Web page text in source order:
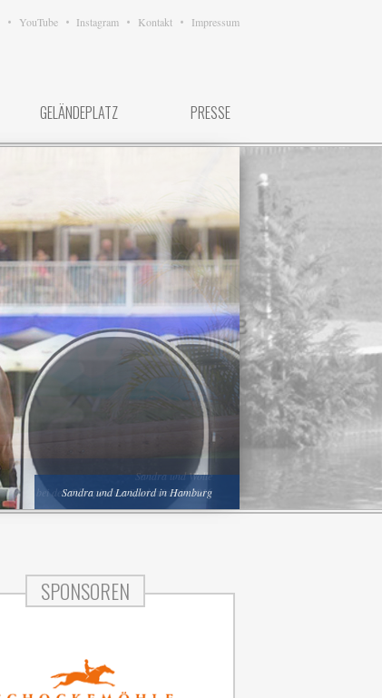
YouTube Instagram Kontakt Impressum
GELÄNDEPLATZ PRESSE
Sandra und Landlord in Hamburg
Sandra und Wolle
bei den Olympischen Spielen in Rio 2016
SPONSOREN